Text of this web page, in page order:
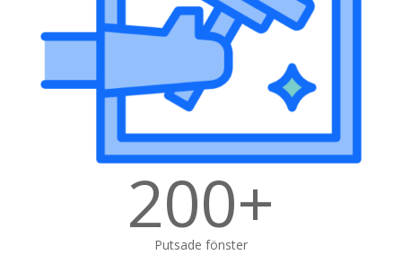
200+
Putsade fönster